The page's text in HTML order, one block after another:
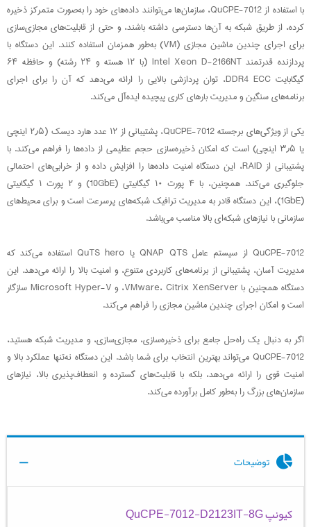
با استفاده از QuCPE-7012، سازمان‌ها می‌توانند داده‌های خود را به‌صورت متمرکز ذخیره
کرده، از طریق شبکه به آن‌ها دسترسی داشته باشند، و حتی از قابلیت‌های مجازی‌سازی
برای اجرای چندین ماشین مجازی (VM) به‌طور همزمان استفاده کنند. این دستگاه با
پردازنده قدرتمند Intel Xeon D-2166NT (با ۱۲ هسته و ۲۴ رشته) و حافظه ۶۴
گیگابایت DDR4 ECC، توان پردازشی بالایی را ارائه می‌دهد که آن را برای اجرای
برنامه‌های سنگین و مدیریت بارهای کاری پیچیده ایده‌آل می‌کند.
یکی از ویژگی‌های برجسته QuCPE-7012، پشتیبانی از ۱۲ عدد هارد دیسک (۲٫۵ اینچی
یا ۳٫۵ اینچی) است که امکان ذخیره‌سازی حجم عظیمی از داده‌ها را فراهم می‌کند. با
پشتیبانی از RAID، این دستگاه امنیت داده‌ها را افزایش داده و از خرابی‌های احتمالی
جلوگیری می‌کند. همچنین، با ۴ پورت ۱۰ گیگابیتی (10GbE) و ۲ پورت ۱ گیگابیتی
(1GbE)، این دستگاه قادر به مدیریت ترافیک شبکه‌های پرسرعت است و برای محیط‌های
سازمانی با نیازهای شبکه‌ای بالا مناسب می‌باشد.
QuCPE-7012 از سیستم عامل QNAP QTS یا QuTS hero استفاده می‌کند که
مدیریت آسان، پشتیبانی از برنامه‌های کاربردی متنوع، و امنیت بالا را ارائه می‌دهد. این
دستگاه همچنین با VMware، Citrix XenServer، و Microsoft Hyper-V سازگار
است و امکان اجرای چندین ماشین مجازی را فراهم می‌کند.
اگر به دنبال یک راه‌حل جامع برای ذخیره‌سازی، مجازی‌سازی، و مدیریت شبکه هستید،
QuCPE-7012 می‌تواند بهترین انتخاب برای شما باشد. این دستگاه نه‌تنها عملکرد بالا و
امنیت قوی را ارائه می‌دهد، بلکه با قابلیت‌های گسترده و انعطاف‌پذیری بالا، نیازهای
سازمان‌های بزرگ را به‌طور کامل برآورده می‌کند.
توضیحات
کیونپ QuCPE-7012-D2123IT-8G